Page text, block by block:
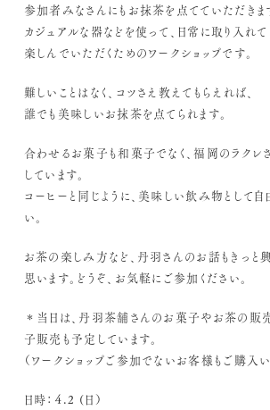
参加者みなさんにもお抹茶を点てていただきま
カジュアルな器などを使って、日常に取り入れて
楽しんでいただくためのワークショップです。
難しいことはなく、コツさえ教えてもらえれば、
誰でも美味しいお抹茶を点てられます。
合わせるお菓子も和菓子でなく、福岡のラク
しています。
コーヒーと同じように、美味しい飲み物として自
い。
お茶の楽しみ方など、丹羽さんのお話もきっと
思います。どうぞ、お気軽にご参加ください。
＊当日は、丹羽茶舗さんのお菓子やお茶の販
子販売も予定しています。
（ワークショップご参加でないお客様もご購入
日時：４.2 (日）